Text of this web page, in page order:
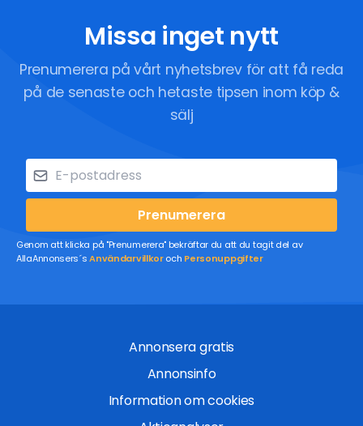
Missa inget nytt
Prenumerera på vårt nyhetsbrev för att få reda
på de senaste och hetaste tipsen inom köp &
sälj
Prenumerera
Genom att klicka på "Prenumerera" bekräftar du att du tagit del av
AllaAnnonsers´sAnvändarvillkoroch Personuppgifter
Annonsera gratis
Annonsinfo
Information om cookies